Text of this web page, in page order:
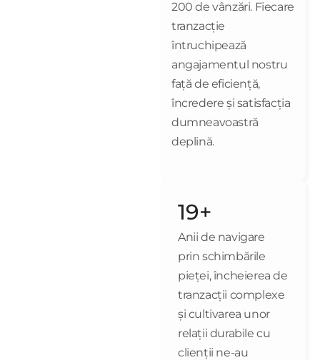
200 de vânzări. Fiecare
tranzacție
întruchipează
angajamentul nostru
față de eficiență,
încredere și satisfacția
dumneavoastră
deplină.
19+
Anii de navigare
prin schimbările
pieței, încheierea de
tranzacții complexe
și cultivarea unor
relații durabile cu
clienții ne-au